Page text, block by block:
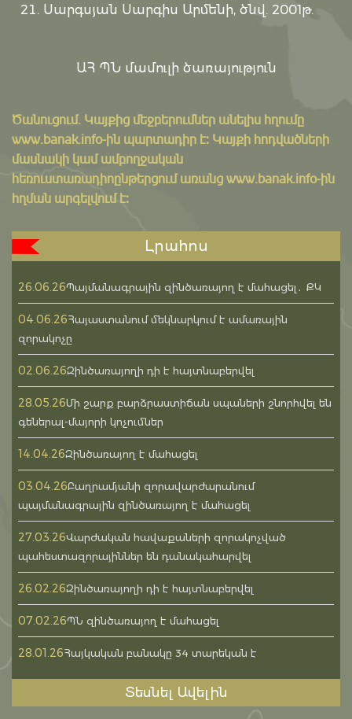
Սարգսյան Սարգիս Արմենի, ծնվ. 2001թ.
ԱՀ ՊՆ մամուլի ծառայություն
Ծանուցում․ Կայքից մեջբերումներ անելիս հղումը
www.banak.info-ին պարտադիր է: Կայքի հոդվածների
մասնակի կամ ամբողջական
հեռուստառադիոընթերցում առանց www.banak.info-ին
հղման արգելվում է:
Լրահոս
26.06.26Պայմանագրային զինծառայող է մահացել․ ՔԿ
04.06.26Հայաստանում մեկնարկում է ամառային
զորակոչը
02.06.26Զինծառայողի դի է հայտնաբերվել
28.05.26Մի շարք բարձրաստիճան սպաների շնորհվել են
գեներալ-մայորի կոչումներ
14.04.26Զինծառայող է մահացել
03.04.26Բաղրամյանի զորավարժարանում
պայմանագրային զինծառայող է մահացել
27.03.26Վարժական հավաքաների զորակոչված
պահեստազորայիններ են դանակահարվել
26.02.26Զինծառայողի դի է հայտնաբերվել
07.02.26ՊՆ զինծառայող է մահացել
28.01.26Հայկական բանակը 34 տարեկան է
Տեսնել Ավելին